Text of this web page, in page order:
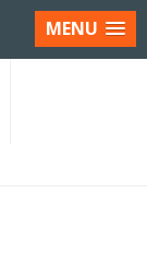
MENU